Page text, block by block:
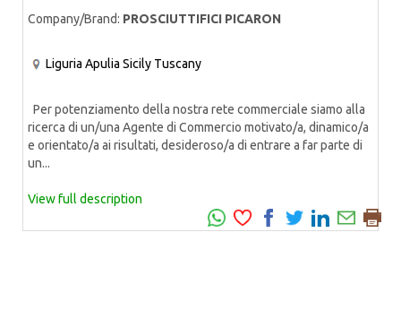
Company/Brand: PROSCIUTTIFICI PICARON
Liguria Apulia Sicily Tuscany
Per potenziamento della nostra rete commerciale siamo alla
ricerca di un/una Agente di Commercio motivato/a, dinamico/a
e orientato/a ai risultati, desideroso/a di entrare a far parte di
un...
View full description